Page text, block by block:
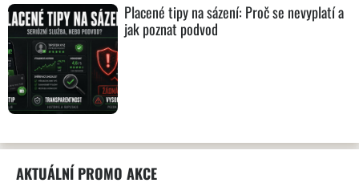
Placené tipy na sázení: Proč se nevyplatí a
jak poznat podvod
AKTUÁLNÍ PROMO AKCE